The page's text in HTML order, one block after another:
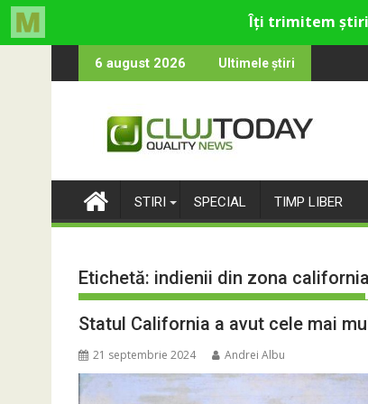
to
6 august 2026 Ultimele știri
cultural și de divertisment din Cluj-Napoca
luna devine o întrebare
STIRI SPECIAL TIMP LIBER
Etichetă: indienii din zona california
Statul California a avut cele mai
21 septembrie 2024 Andrei Albu